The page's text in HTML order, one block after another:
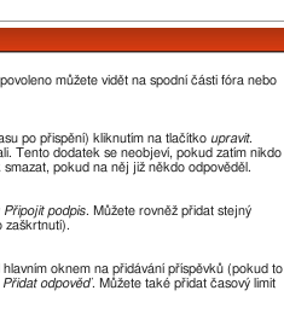
můžete vidět na spodní části fóra nebo
po přispění) kliknutím na tlačítko upravit.
Tento dodatek se neobjeví, pokud zatím nikdo
pokud na něj již někdo odpověděl.
Připojit podpis. Můžete rovněž přidat stejný
zaškrtnutí).
oknem na přidávání příspěvků (pokud to
Přidat odpověď. Můžete také přidat časový limit